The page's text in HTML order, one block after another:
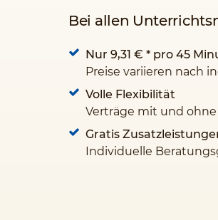
Bei allen
Nur 9,31 € * pro 45
Preise variieren nach
Volle Flexibilität
Verträge mit und
Gratis
Individuelle